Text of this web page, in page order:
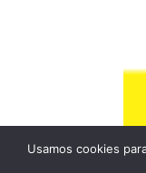
Usamos cookies